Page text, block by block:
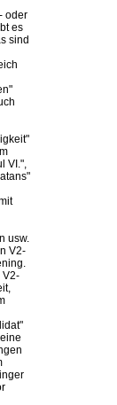
oder
es
sind
VI.",
usw.
V2-
V2-